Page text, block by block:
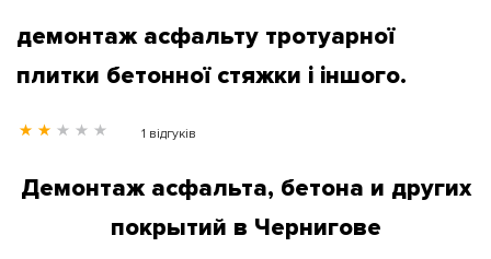
Галерея
демонтаж асфальту тротуарної
плитки бетонної стяжки і іншого.
1 відгуків
Демонтаж асфальта, бетона и других
покрытий в Чернигове